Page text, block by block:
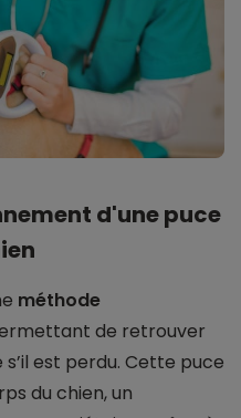
d'une puce
méthode
de retrouver
est perdu. Cette puce
du chien, un